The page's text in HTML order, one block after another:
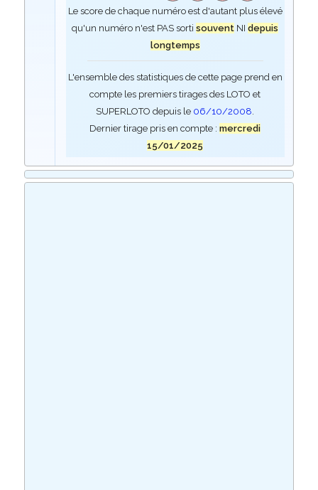
Le score de chaque numéro est d'autant plus élevé
qu'un numéro n'est PAS sortisouvent NIdepuis
longtemps
L'ensemble des statistiques de cette page prend en
compte les premiers tirages des LOTO et
SUPERLOTO depuis le 06/10/2008.
Dernier tirage pris en compte :mercredi
15/01/2025